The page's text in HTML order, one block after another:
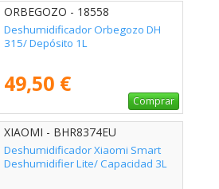
ORBEGOZO - 18558
Deshumidificador Orbegozo DH
315/ Depósito 1L
49,50 €
Comprar
XIAOMI - BHR8374EU
Deshumidificador Xiaomi Smart
Deshumidifier Lite/ Capacidad 3L